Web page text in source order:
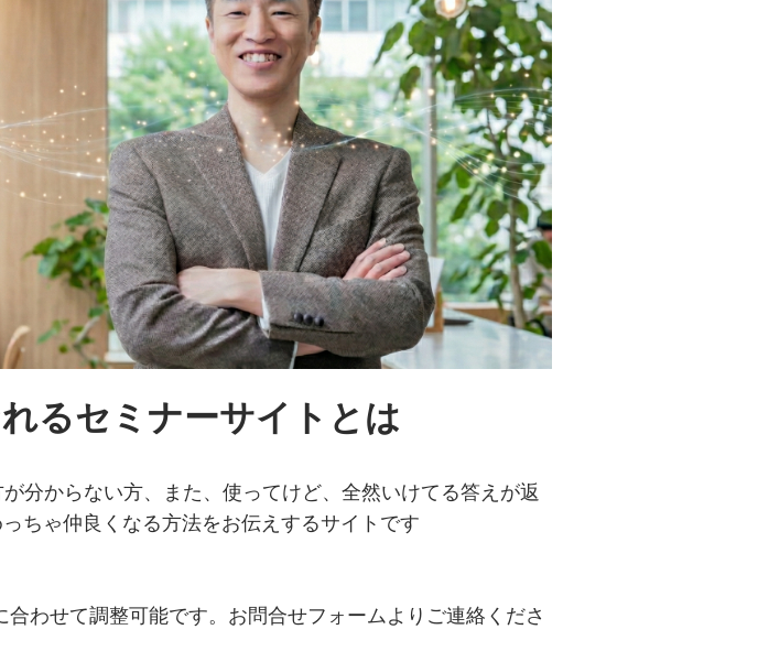
るセミナーサイトとは
分からない方、また、使ってけど、全然いけてる答えが返
ちゃ仲良くなる方法をお伝えするサイトです
わせて調整可能です。お問合せフォームよりご連絡くださ